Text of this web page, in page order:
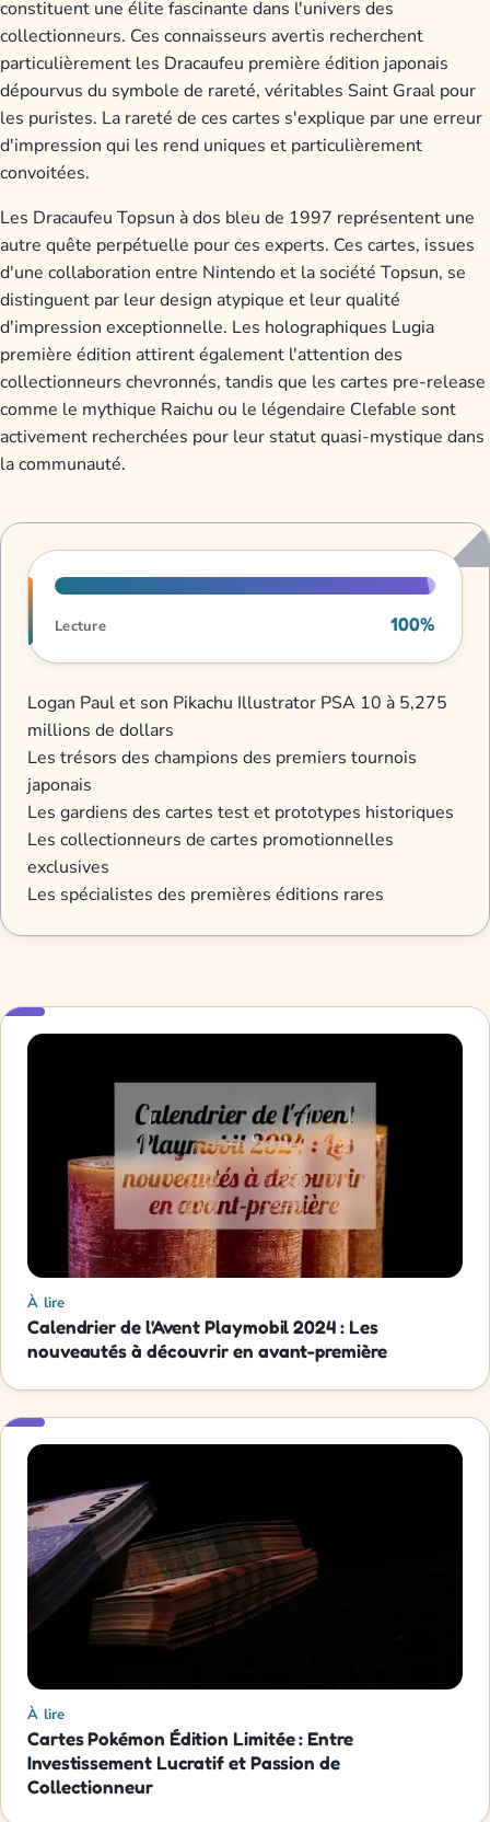
constituent une élite fascinante dans l'univers des
collectionneurs. Ces connaisseurs avertis recherchent
particulièrement les Dracaufeu première édition japonais
dépourvus du symbole de rareté, véritables Saint Graal pour
les puristes. La rareté de ces cartes s'explique par une erreur
d'impression qui les rend uniques et particulièrement
convoitées.
Les Dracaufeu Topsun à dos bleu de 1997 représentent une
autre quête perpétuelle pour ces experts. Ces cartes, issues
d'une collaboration entre Nintendo et la société Topsun, se
distinguent par leur design atypique et leur qualité
d'impression exceptionnelle. Les holographiques Lugia
première édition attirent également l'attention des
collectionneurs chevronnés, tandis que les cartes pre-release
comme le mythique Raichu ou le légendaire Clefable sont
activement recherchées pour leur statut quasi-mystique dans
la communauté.
Progression de lecture
Lecture 100%
Logan Paul et son Pikachu Illustrator PSA 10 à 5,275
millions de dollars
Les trésors des champions des premiers tournois
japonais
Les gardiens des cartes test et prototypes historiques
Les collectionneurs de cartes promotionnelles
exclusives
Les spécialistes des premières éditions rares
À lire
Calendrier de l'Avent Playmobil 2024 : Les
nouveautés à découvrir en avant-première
À lire
Cartes Pokémon Édition Limitée : Entre
Investissement Lucratif et Passion de
Collectionneur